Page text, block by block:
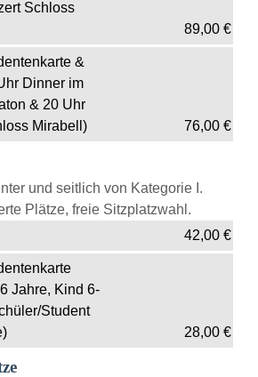
Schloss
89,00€
&
Dinner im
& 20 Uhr
Mirabell)
76,00€
und seitlich von Kategorie I.
Plätze, freie Sitzplatzwahl.
42,00€
Jahre, Kind 6-
Student
28,00€